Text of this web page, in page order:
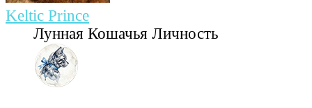
Keltic Prince
Лунная Кошачья Личность